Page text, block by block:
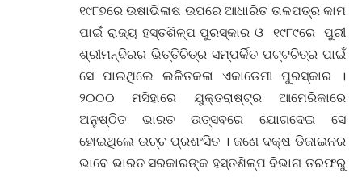
୧୯୮୭ରେ ଉଷାଭିଳାଷ ଉପରେ ଆଧାରିତ ତାଳପତ୍ର କାମ
ପାଇଁ ରାଜ୍ୟ ହସ୍ତଶିଳ୍ପ ପୁରସ୍କାର ଓ ୧୯୮୯ରେ ପୁରୀ
ଶ୍ରୀମନ୍ଦିରର ଭିତ୍ତିଚିତ୍ର ସମ୍ପର୍କିତ ପଟ୍ଟଚିତ୍ର ପାଇଁ
ସେ ପାଇଥିଲେ ଲଳିତକଳା ଏକାଡେମୀ ପୁରସ୍କାର ।
୨୦୦୦ ମସିହାରେ ଯୁକ୍ତରାଷ୍ଟ୍ର ଆମେରିକାରେ
ଅନୁଷ୍ଠିତ ଭାରତ ଉତ୍ସବରେ ଯୋଗଦେଇ ସେ
ହୋଇଥିଲେ ଉଚ୍ଚ ପ୍ରଶଂସିତ । ଜଣେ ଦକ୍ଷ ଡିଜାଇନର
ଭାବେ ଭାରତ ସରକାରଙ୍କ ହସ୍ତଶିଳ୍ପ ବିଭାଗ ତରଫରୁ